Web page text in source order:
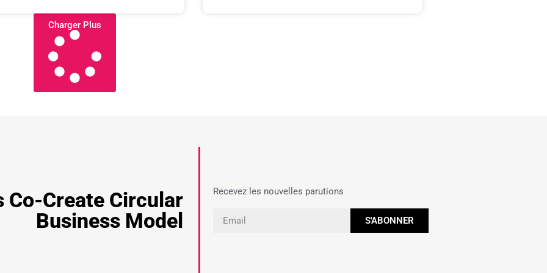
Charger Plus
Co-Create Circular
Business Model
Recevez les nouvelles parutions
S'ABONNER